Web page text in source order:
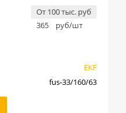
От 100 тыс. руб
365
руб/шт
EKF
fus-33/160/63